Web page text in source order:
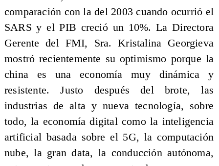
comparación con la del 2003 cuando ocurrió el
SARS y el PIB creció un 10%. La Directora
Gerente del FMI, Sra. Kristalina Georgieva
mostró recientemente su optimismo porque la
china es una economía muy dinámica y
resistente. Justo después del brote, las
industrias de alta y nueva tecnología, sobre
todo, la economía digital como la inteligencia
artificial basada sobre el 5G, la computación
nube, la gran data, la conducción autónoma,